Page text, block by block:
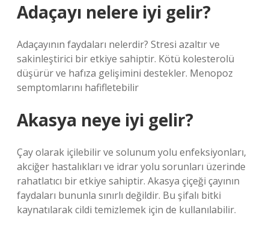
Adaçayı nelere iyi gelir?
Adaçayının faydaları nelerdir? Stresi azaltır ve
sakinleştirici bir etkiye sahiptir. Kötü kolesterolü
düşürür ve hafıza gelişimini destekler. Menopoz
semptomlarını hafifletebilir
Akasya neye iyi gelir?
Çay olarak içilebilir ve solunum yolu enfeksiyonları,
akciğer hastalıkları ve idrar yolu sorunları üzerinde
rahatlatıcı bir etkiye sahiptir. Akasya çiçeği çayının
faydaları bununla sınırlı değildir. Bu şifalı bitki
kaynatılarak cildi temizlemek için de kullanılabilir.